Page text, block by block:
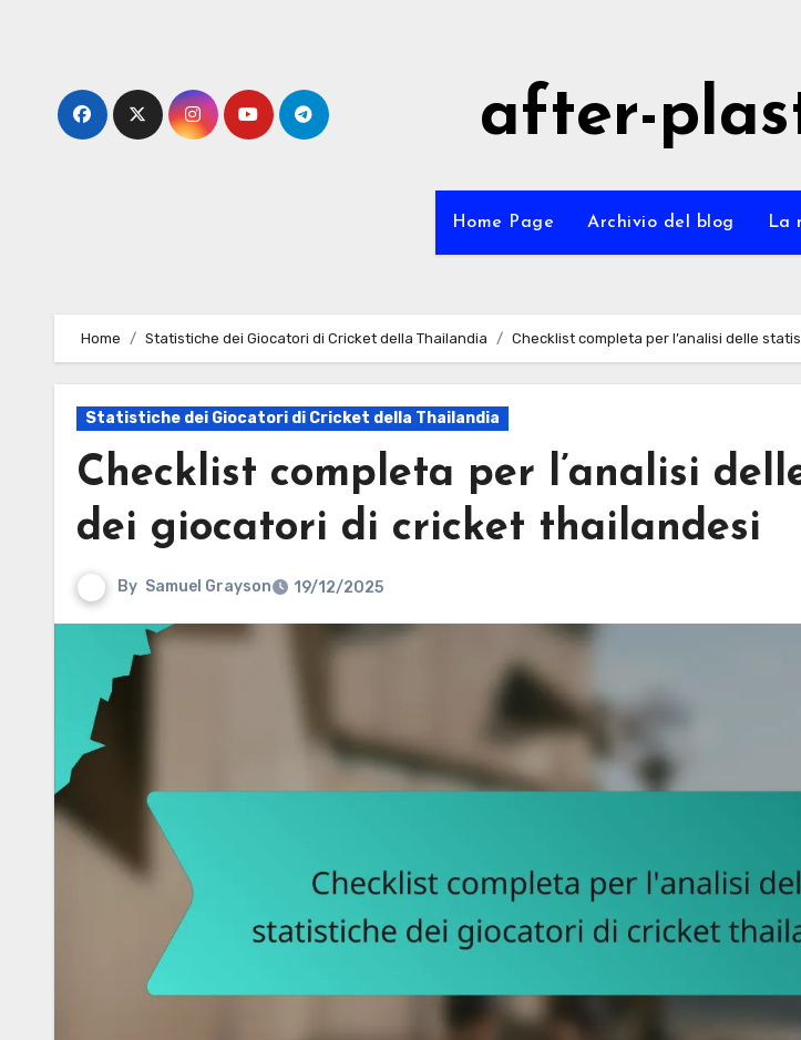
after-
Home Page Archivio del blog La
Home Statistiche dei Giocatori di Cricket della Thailandia Checklist completa per l’analisi delle
Statistiche dei Giocatori di Cricket della Thailandia
Checklist completa per l’analisi
dei giocatori di cricket thailandesi
By Samuel Grayson 19/12/2025